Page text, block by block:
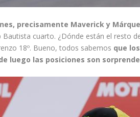
precisamente Maverick y
cuarto. ¿Dónde están el resto
18º. Bueno, todos sabemos que
luego las posiciones son